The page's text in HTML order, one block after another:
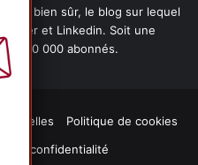
et, bien sûr, le blog sur lequel
et Linkedin. Soit une
150 000 abonnés.
Politique de cookies
de confidentialité